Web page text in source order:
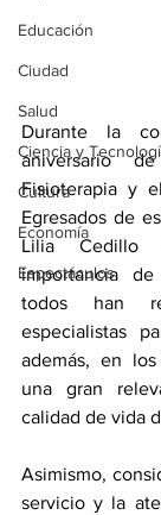
Educación
Ciudad
Salud
Ciencia y
Cultura
Economía
Espectáculos
Durante la
aniversario
Fisioterapia y
Egresados de
Lilia Cedillo
importancia
todos han
especialistas
además, en
una gran
calidad de vida
Asimismo,
servicio y la